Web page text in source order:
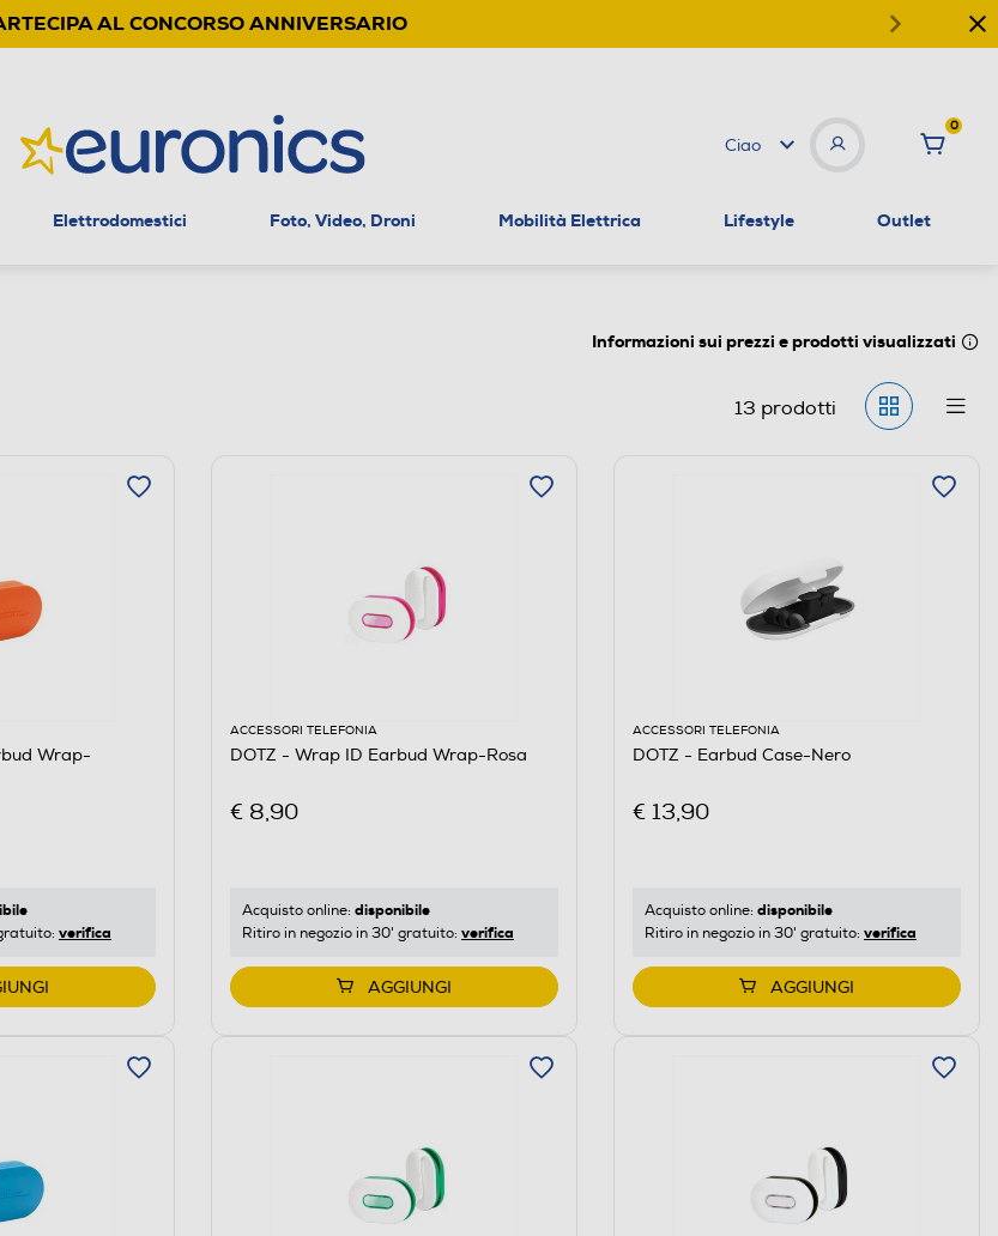
AL CONCORSO ANNIVERSARIO
Ciao
0
Elettrodomestici Foto, Video, Droni Mobilità Elettrica Lifestyle Outlet
Informazioni sui prezzi e prodotti visualizzati
13 prodotti
Wrap-
verifica
ACCESSORI TELEFONIA
DOTZ - Wrap ID Earbud Wrap-Rosa
€ 8,90
Acquisto online: disponibile
Ritiro in negozio in 30' gratuito: verifica
AGGIUNGI
ACCESSORI TELEFONIA
DOTZ - Earbud Case-Nero
€ 13,90
Acquisto online: disponibile
Ritiro in negozio in 30' gratuito: verifica
AGGIUNGI